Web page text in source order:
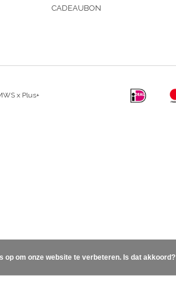
CADEAUBON
x Plus+
op om onze website te verbeteren. Is dat akkoord?